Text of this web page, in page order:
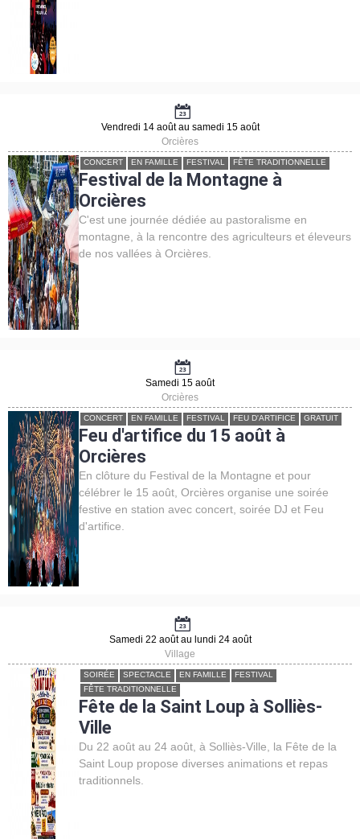
Vendredi 14 août au samedi 15 août
Orcières
CONCERT EN FAMILLE FESTIVAL FÊTE TRADITIONNELLE
Festival de la Montagne à
Orcières
C'est une journée dédiée au pastoralisme en
montagne, à la rencontre des agriculteurs et éleveurs
de nos vallées à Orcières.
Samedi 15 août
Orcières
CONCERT EN FAMILLE FESTIVAL FEU D'ARTIFICE GRATUIT
Feu d'artifice du 15 août à
Orcières
En clôture du Festival de la Montagne et pour
célébrer le 15 août, Orcières organise une soirée
festive en station avec concert, soirée DJ et Feu
d'artifice.
Samedi 22 août au lundi 24 août
Village
SOIRÉE SPECTACLE EN FAMILLE
FESTIVAL
FÊTE TRADITIONNELLE
Fête de la Saint Loup à Solliès-
Ville
Du 22 août au 24 août, à Solliès-Ville, la Fête de la
Saint Loup propose diverses animations et repas
traditionnels.